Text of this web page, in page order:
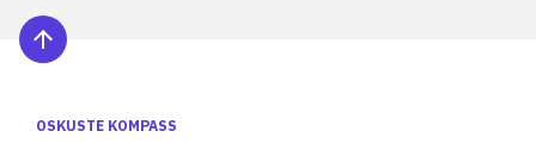
OSKUSTE KOMPASS